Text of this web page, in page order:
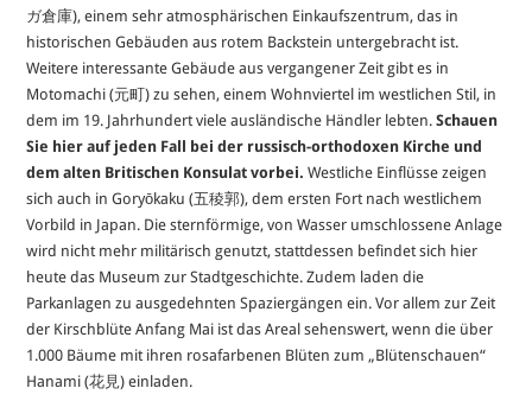
ガ倉庫), einem sehr atmosphärischen Einkaufszentrum, das in
historischen Gebäuden aus rotem Backstein untergebracht ist.
Weitere interessante Gebäude aus vergangener Zeit gibt es in
Motomachi (元町) zu sehen, einem Wohnviertel im westlichen Stil, in
dem im 19. Jahrhundert viele ausländische Händler lebten.Schauen
Sie hier auf jeden Fall bei der russisch-orthodoxen Kirche und
dem alten Britischen Konsulat vorbei. Westliche Einflüsse zeigen
sich auch in Goryōkaku (五稜郭), dem ersten Fort nach westlichem
Vorbild in Japan. Die sternförmige, von Wasser umschlossene Anlage
wird nicht mehr militärisch genutzt, stattdessen befindet sich hier
heute das Museum zur Stadtgeschichte. Zudem laden die
Parkanlagen zu ausgedehnten Spaziergängen ein. Vor allem zur Zeit
der Kirschblüte Anfang Mai ist das Areal sehenswert, wenn die über
1.000 Bäume mit ihren rosafarbenen Blüten zum „Blütenschauen“
Hanami (花見) einladen.